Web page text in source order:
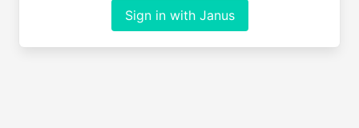
Sign in with Janus